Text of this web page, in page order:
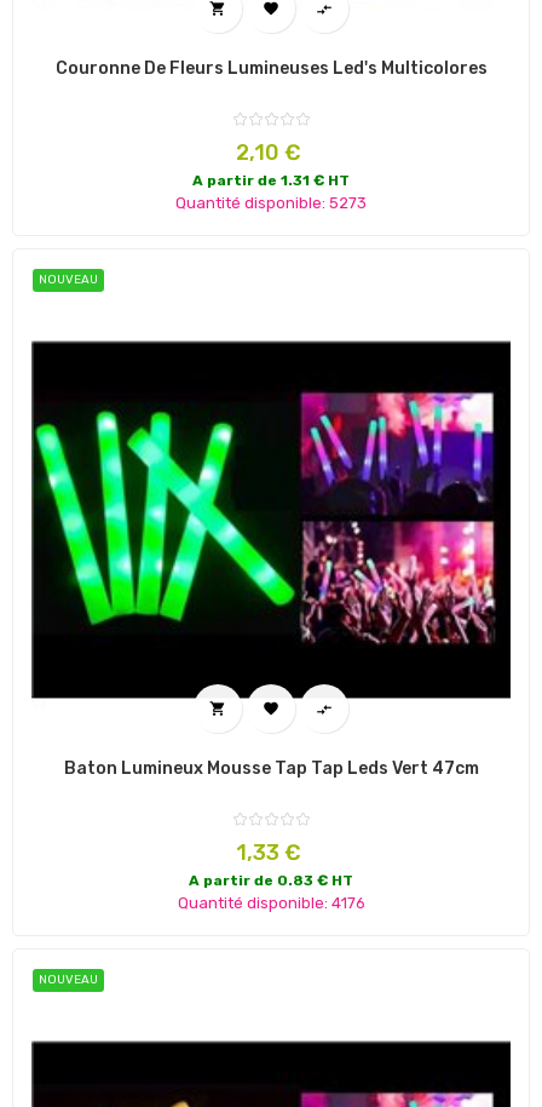
  
Couronne De Fleurs Lumineuses Led's Multicolores
Prix
2,10 €
A partir de 1.31 € HT
Quantité disponible: 5273
NOUVEAU
  
Baton Lumineux Mousse Tap Tap Leds Vert 47cm
Prix
1,33 €
A partir de 0.83 € HT
Quantité disponible: 4176
NOUVEAU